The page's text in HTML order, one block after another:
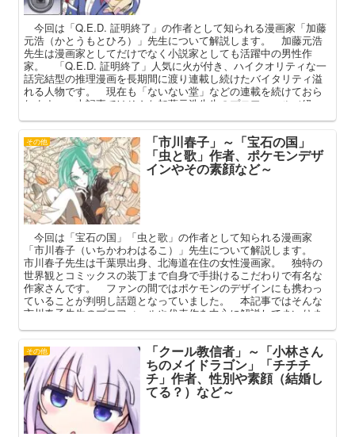
今回は「Q.E.D. 証明終了」の作者として知られる漫画家「加藤
元浩（かとうもとひろ）」先生について解説します。 加藤元浩
先生は漫画家としてだけでなく小説家としても活躍中の男性作
家。 「Q.E.D. 証明終了」人気に火が付き、ハイクオリティな一
話完結型の推理漫画を長期間に渡り連載し続けたバイタリティ溢
れる人物です。 現在も「ないない堂」などの連載を続けておら
れます。 本記事ではそんな加藤元浩先生のプロフィール（経
その他 「市川春子」～「宝石の国」
「虫と歌」作者、ポケモンデザ
インやその素顔など～
今回は「宝石の国」「虫と歌」の作者として知られる漫画家
「市川春子（いちかわわはるこ）」先生について解説します。
市川春子先生は千葉県出身、北海道在住の女性漫画家。 独特の
世界観とコミックスの装丁まで自身で手掛けるこだわりで有名な
作家さんです。 ファンの間ではポケモンのデザインにも携わっ
ていることが判明し話題となっていました。 本記事ではそんな
市川春子先生のプロフィールや代表作を中心に解説してまいりま
その他 「クール教信者」～「小林さん
ちのメイドラゴン」「チチチ
チ」作者、性別や素顔（結婚し
てる？）など～